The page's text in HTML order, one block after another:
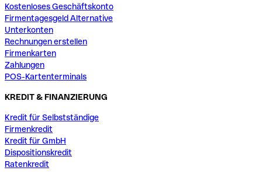
Kostenloses Geschäftskonto
Firmentagesgeld Alternative
Unterkonten
Rechnungen erstellen
Firmenkarten
Zahlungen
POS-Kartenterminals
KREDIT & FINANZIERUNG
Kredit für Selbstständige
Firmenkredit
Kredit für GmbH
Dispositionskredit
Ratenkredit